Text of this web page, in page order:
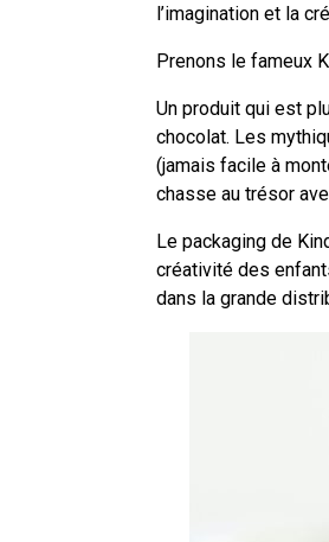
l’imagination et la
Prenons le fameux
Un produit qui est
chocolat. Les
(jamais facile à
chasse au trésor
Le packaging de
créativité des
dans la grande